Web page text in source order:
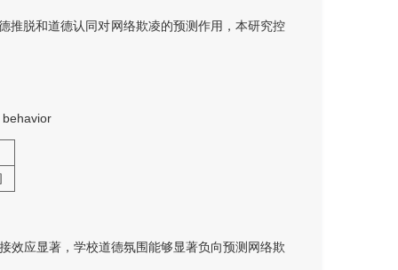
推脱和道德认同对网络欺凌的预测作用，本研究控
效应显著，学校道德氛围能够显著负向预测网络欺